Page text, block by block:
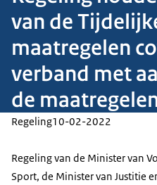
van de
maatregelen
verband met
de
Regeling10-02-2022
Regeling van de Minister van
Sport, de Minister van Justitie